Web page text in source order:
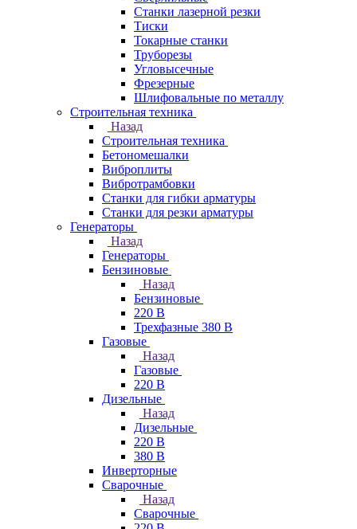
Станки лазерной резки
Тиски
Токарные станки
Труборезы
Угловысечные
Фрезерные
Шлифовальные по металлу
Строительная техника
Назад
Строительная техника
Бетономешалки
Виброплиты
Вибротрамбовки
Станки для гибки арматуры
Станки для резки арматуры
Генераторы
Назад
Генераторы
Бензиновые
Назад
Бензиновые
220 В
Трехфазные 380 В
Газовые
Назад
Газовые
220 В
Дизельные
Назад
Дизельные
220 В
380 В
Инверторные
Сварочные
Назад
Сварочные